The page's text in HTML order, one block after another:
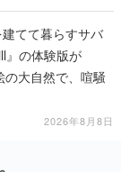
大自然で、喧騒
2026年8月8日